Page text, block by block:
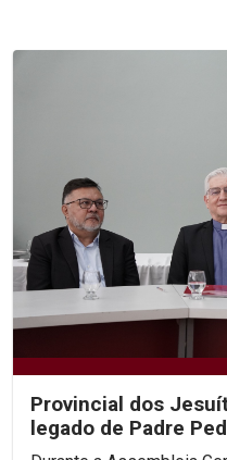
Provincial dos
legado de Padre